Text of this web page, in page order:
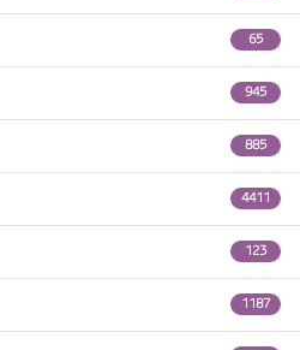
65
945
885
4411
123
1187